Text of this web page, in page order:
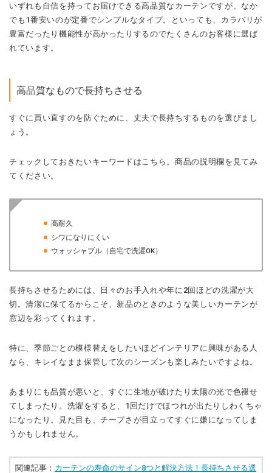
いずれも自信を持ってお届けできる高品質なカーテンですが、なか
でも1番安いのが定番でシンプルなタイプ。といっても、カラバリが
豊富だったり機能性が高かったりするのでたくさんのお客様に選ば
れています。
高品質なもので長持ちさせる
すぐに買い直すのを防ぐために、丈夫で長持ちするものを選びまし
ょう。
チェックしておきたいキーワードはこちら。商品の説明欄を見てみ
てください。
高耐久
シワになりにくい
ウォッシャブル（自宅で洗濯OK）
長持ちさせるためには、日々のお手入れや年に2回ほどの洗濯が大
切。清潔に保てるからこそ、新品のときのような美しいカーテンが
窓辺を彩ってくれます。
特に、季節ごとの模様替えをしたいほどインテリアに興味がある人
なら、キレイなまま保管して次のシーズンも楽しみたいですよね。
あまりにも品質が悪いと、すぐに生地が破けたり太陽の光で色褪せ
てしまったり。洗濯をすると、1回だけでほつれが出たりしわくちゃ
になったり。見た目も、チープさが目立ってすぐに嫌になってしま
うかもしれません。
関連記事： カーテンの寿命のサイン8つと解決方法！長持ちさせる選